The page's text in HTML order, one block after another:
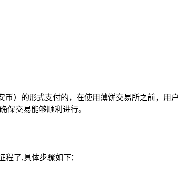
）的形式支付的，在使用薄饼交易所之前，用
保交易能够顺利进行。
了,具体步骤如下：